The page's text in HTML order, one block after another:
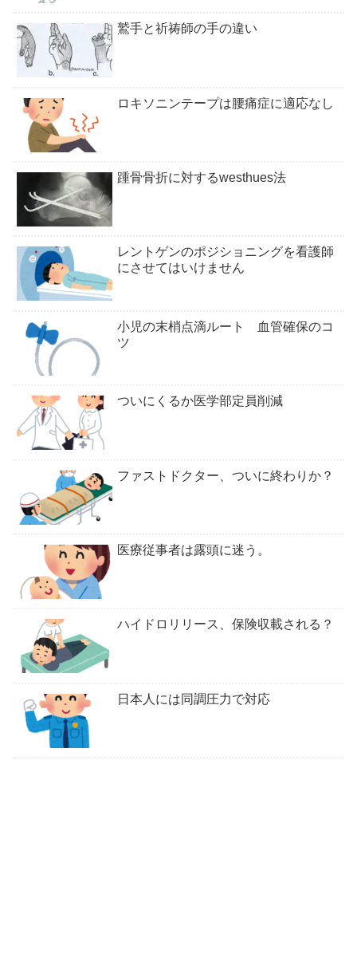
鷲手と祈祷師の手の違い
ロキソニンテープは腰痛症に適応なし
踵骨骨折に対するwesthues法
レントゲンのポジショニングを看護師
にさせてはいけません
小児の末梢点滴ルート 血管確保のコ
ツ
ついにくるか医学部定員削減
ファストドクター、ついに終わりか？
医療従事者は露頭に迷う。
ハイドロリリース、保険収載される？
日本人には同調圧力で対応